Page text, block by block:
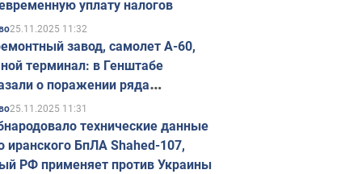
уплату налогов
25.11.2025 11:32
завод, самолет А-60,
терминал: в Генштабе
о поражении ряда
объектов России
25.11.2025 11:31
технические данные
иранского БпЛА Shahed-107,
РФ применяет против Украины